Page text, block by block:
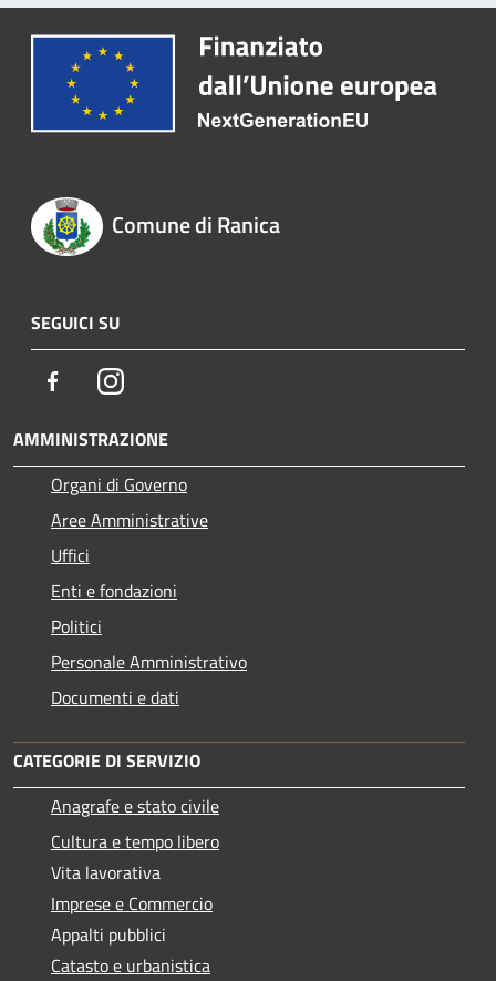
Comune di Ranica
SEGUICI SU
FacebookInstagram
AMMINISTRAZIONE
Organi di Governo
Aree Amministrative
Uffici
Enti e fondazioni
Politici
Personale Amministrativo
Documenti e dati
CATEGORIE DI SERVIZIO
Anagrafe e stato civile
Cultura e tempo libero
Vita lavorativa
Imprese e Commercio
Appalti pubblici
Catasto e urbanistica